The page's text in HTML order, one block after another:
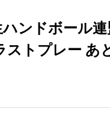
ンドボール
トプレー あ